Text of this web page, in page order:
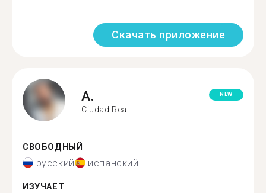
Скачать приложение
A.
Ciudad Real
NEW
СВОБОДНЫЙ
русский испанский
ИЗУЧАЕТ